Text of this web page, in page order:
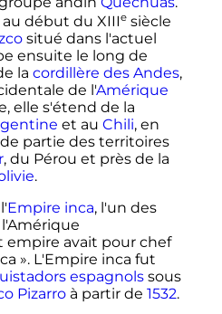
au début du XIIIe siècle
situé dans l'actuel
ensuite le long de
la cordillère des Andes,
de l'Amérique
elle s'étend de la
et au Chili, en
partie des territoires
, du Pérou et près de la
.
Empire inca, l'un des
empire avait pour chef
». L'Empire inca fut
espagnolssous
Pizarroà partir de 1532.